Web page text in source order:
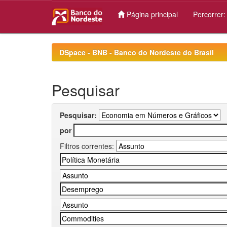
Página principal Percorrer:
DSpace - BNB - Banco do Nordeste do Brasil
Pesquisar
Pesquisar:
por
Filtros correntes: